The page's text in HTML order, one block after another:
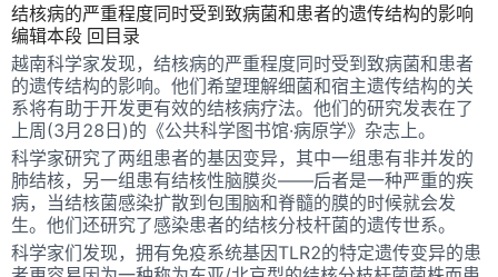
结核病的严重程度同时受到致病菌和患者的遗传结构的影响
编辑本段 回目录
越南科学家发现，结核病的严重程度同时受到致病菌和患者
的遗传结构的影响。他们希望理解细菌和宿主遗传结构的关
系将有助于开发更有效的结核病疗法。他们的研究发表在了
上周(3月28日)的《公共科学图书馆·病原学》杂志上。
科学家研究了两组患者的基因变异，其中一组患有非并发的
肺结核，另一组患有结核性脑膜炎——后者是一种严重的疾
病，当结核菌感染扩散到包围脑和脊髓的膜的时候就会发
生。他们还研究了感染患者的结核分枝杆菌的遗传世系。
科学家们发现，拥有免疫系统基因TLR2的特定遗传变异的患